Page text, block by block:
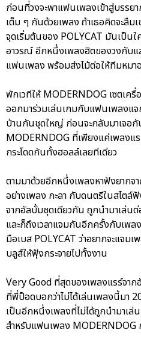
ก่อนที่วงจะพาแฟนเพลงเข้าสู่บรร
เต็ม ๆ กันด้วยเพลง ถ้าเธอคิดจะลืม
จุดเริ่มต้นของ POLYCAT มันเป็นใ
อาวรณ์ อีกหนึ่งเพลงฮิตของวงกับ
แฟนเพลง พร้อมส่งไม้ต่อให้ทีมหมา
พักเวทีให้ MODERNDOG เซตเค
ออกมาร่วมเล่นเกมกับแฟนเพลงแ
บ้านกันชุดใหญ่ ก่อนจะกลับมาเจอกั
MODERNDOG ที่เพียงแค่เพลง
กระโดดกันทั้งฮอลล์เลยทีเดียว
ตามมาด้วยอีกหนึ่งเพลงหาฟังยาก
อย่างเพลง กะลา กับดนตรีในสไต
จากอัลบั้มชุดเดียวกัน ถูกนำมาเล่
และก็ถึงเวลาแจมกันอีกครั้งกับเพล
มือเบส POLYCAT ว่าอยากจะแจม
บลูส์ให้ฟุ้งกระจายไปทั้งงาน
Very Good ที่สุดของเพลงแรร์จา
ที่พี่ป็อดบอกว่าไม่ได้เล่นเพลงนี้มา
เป็นอีกหนึ่งเพลงที่ไม่ได้ถูกนำมาเล่
สำหรับแฟนเพลง MODERNDOG